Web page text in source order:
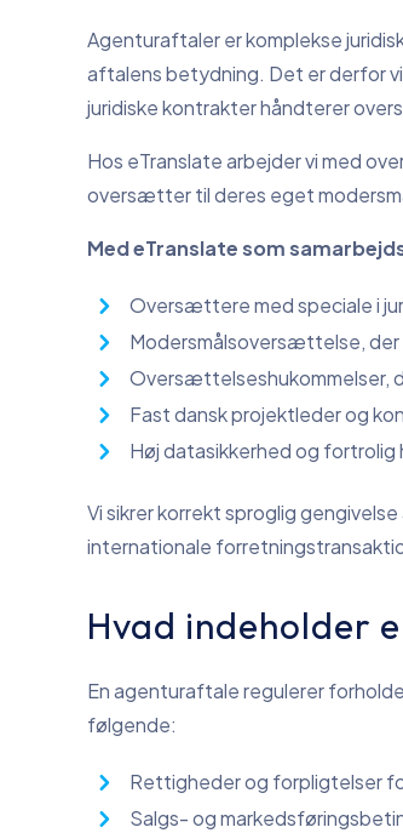
Agenturaftaler er komplekse
aftalens betydning. Det er derfor
juridiske kontrakter håndterer
Hos eTranslate arbejder vi med
oversætter til deres eget
Med eTranslate som
Oversættere med speciale i
Modersmålsoversættelse, der
Oversættelseshukommelser,
Fast dansk projektleder og
Høj datasikkerhed og fortrolig
Vi sikrer korrekt sproglig
internationale
Hvad indeholder
En agenturaftale regulerer
følgende:
Rettigheder og forpligtelser
Salgs- og